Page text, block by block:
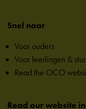
Snel naar
Voor ouders
Voor leerlingen &
Read the OCO
Read our website